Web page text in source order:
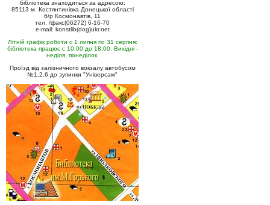
бібліотека знаходиться за адресою:
85113 м. Костянтинівка Донецької області
б/р Космонавтів, 11
тел. /факс(06272) 6-16-70
e-mail: konstlib(dog)ukr.net
Літній графік роботи с 1 липня по 31 серпня:
бібліотека працює с 10:00 до 18:00. Вихідні -
неділя, понеділок.
Проїзд від залізничного вокзалу автобусом
№1,2,6 до зупинки "Універсам"